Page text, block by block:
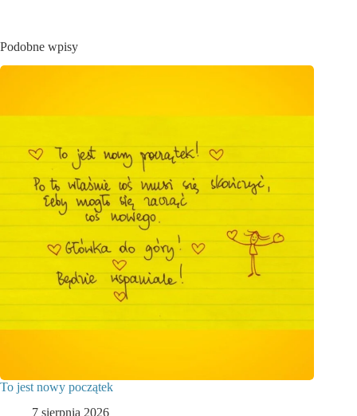
Podobne wpisy
To jest nowy początek
7 sierpnia 2026